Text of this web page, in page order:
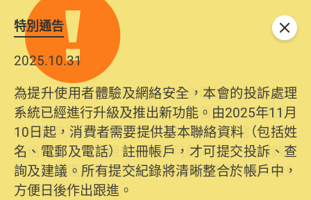
特別通告
2025.10.31
為提升使用者體驗及網絡安全，本會的投訴處理
系統已經進行升級及推出新功能。由2025年11月
10日起，消費者需要提供基本聯絡資料（包括姓
名、電郵及電話）註冊帳戶，才可提交投訴、查
詢及建議。所有提交紀錄將清晰整合於帳戶中，
方便日後作出跟進。
關閉